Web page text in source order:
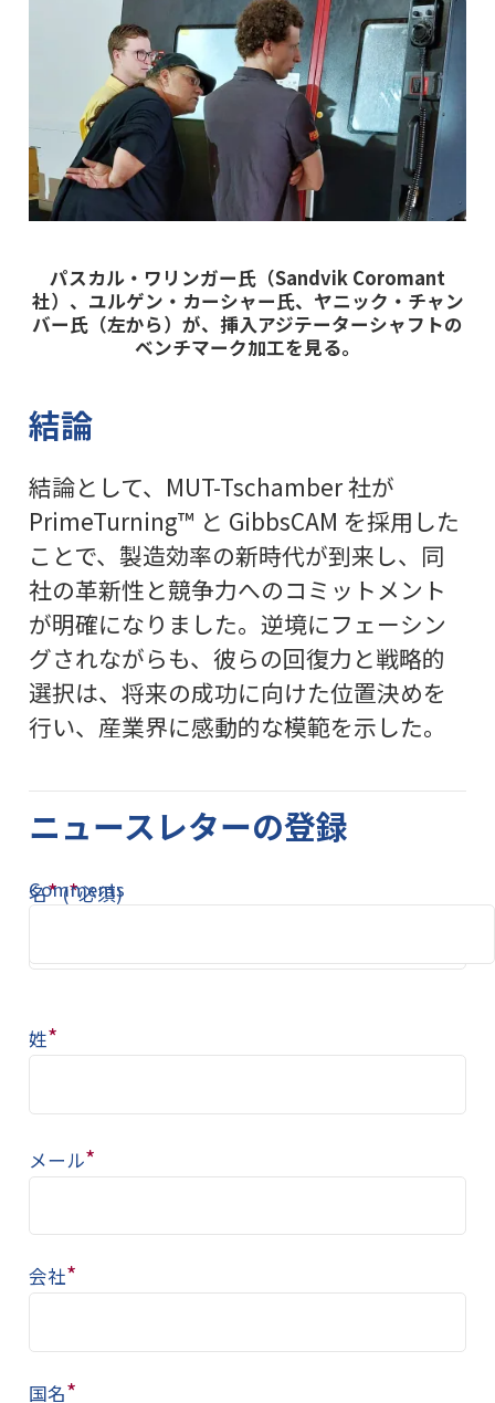
パスカル・ワリンガー氏（Sandvik Coromant
社）、ユルゲン・カーシャー氏、ヤニック・チャン
バー氏（左から）が、挿入アジテーターシャフトの
ベンチマーク加工を見る。
結論
結論として、MUT-Tschamber 社が
PrimeTurning™ と GibbsCAM を採用した
ことで、製造効率の新時代が到来し、同
社の革新性と競争力へのコミットメント
が明確になりました。逆境にフェーシン
グされながらも、彼らの回復力と戦略的
選択は、将来の成功に向けた位置決めを
行い、産業界に感動的な模範を示した。
ニュースレターの登録
Comments
名*(*必須)
姓*
メール*
会社*
国名*